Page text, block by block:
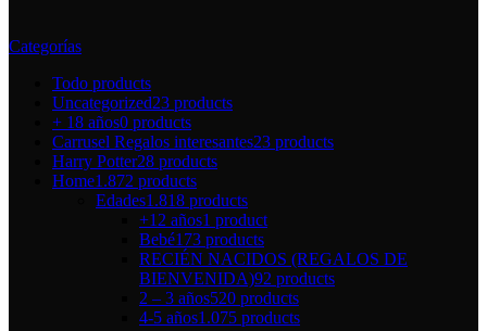
Categorías
Todo products
Uncategorized23 products
+ 18 años0 products
Carrusel Regalos interesantes23 products
Harry Potter28 products
Home1.872 products
Edades1.818 products
+12 años1 product
Bebé173 products
RECIÉN NACIDOS (REGALOS DE
BIENVENIDA)92 products
2 – 3 años520 products
4-5 años1.075 products